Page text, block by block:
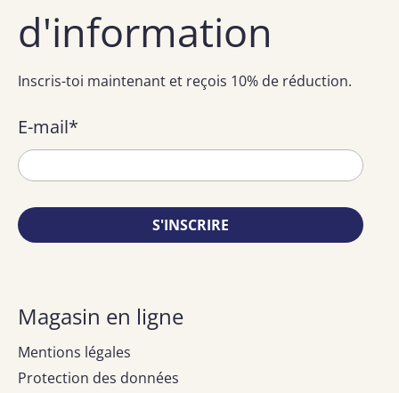
d'information
Inscris-toi maintenant et reçois 10% de réduction.
E-mail*
S'INSCRIRE
Magasin en ligne
Mentions légales
Protection des données